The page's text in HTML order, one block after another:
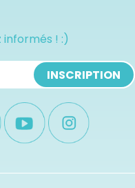
! :)